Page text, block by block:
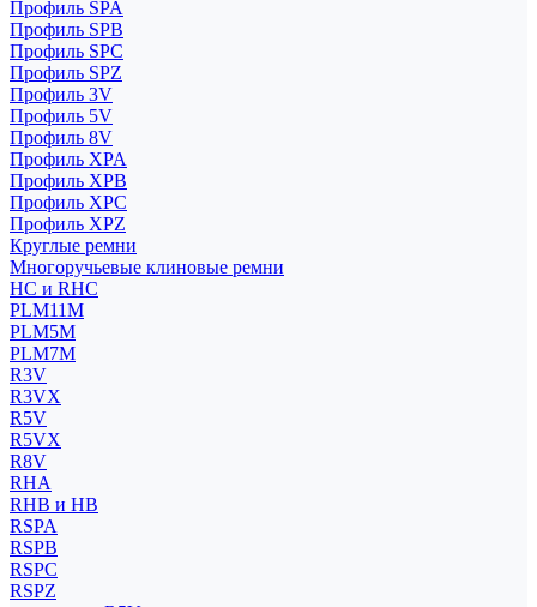
Профиль SPA
Профиль SPB
Профиль SPC
Профиль SPZ
Профиль 3V
Профиль 5V
Профиль 8V
Профиль XPA
Профиль XPB
Профиль XPC
Профиль XPZ
Круглые ремни
Многоручьевые клиновые ремни
HC и RHC
PLM11M
PLM5M
PLM7M
R3V
R3VX
R5V
R5VX
R8V
RHA
RHB и HB
RSPA
RSPB
RSPC
RSPZ